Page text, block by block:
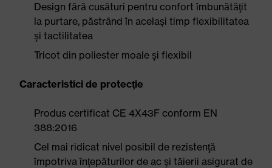
Design fără cusături pentru confort îmbunătăţit
la purtare, păstrând în acelaşi timp flexibilitatea
şi tactilitatea
Tricot din poliester moale şi flexibil
Caracteristici de protecţie
Produs certificat CE 4X43F conform EN
388:2016
Cel mai ridicat nivel posibil de rezistenţă
împotriva înţepăturilor de ac şi tăierii asigurat de